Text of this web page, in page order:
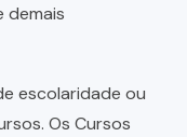
demais
escolaridade ou
Os Cursos